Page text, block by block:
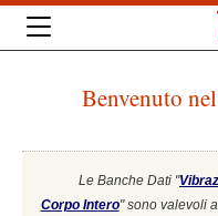
Benvenuto
Le Banche Dati "
Corpo Intero"sono valevoli